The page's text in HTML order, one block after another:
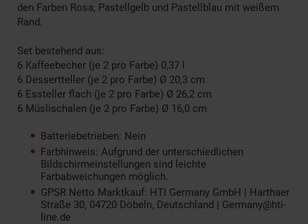
den Farben Rosa, Pastellgelb und Pastellblau mit weißem
Rand.
Set bestehend aus:
6 Kaffeebecher (je 2 pro Farbe) 0,37 l
6 Dessertteller (je 2 pro Farbe) Ø 20,3 cm
6 Essteller flach (je 2 pro Farbe) Ø 26,2 cm
6 Müslischalen (je 2 pro Farbe) Ø 16,0 cm
Batteriebetrieben: Nein
Farbhinweis: Aufgrund der unterschiedlichen
Bildschirmeinstellungen sind leichte
Farbabweichungen möglich.
GPSR Netto Marktkauf: HTI Germany GmbH | Harthaer
Straße 30, 04720 Döbeln, Deutschland | Germany@hti-
line.de